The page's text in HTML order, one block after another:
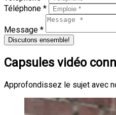
Téléphone *
Message *
Discutons ensemble!
Capsules vidéo
Approfondissez le sujet avec